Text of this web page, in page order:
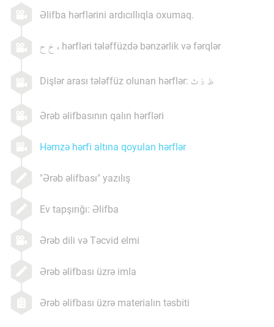
Əlifba hərflərini ardıcıllıqla oxumaq.
hərfləri tələffüzdə bənzərlik və fərqlər
Dişlər arası tələffüz olunan hərflər:
Ərəb əlifbasının qalın hərfləri
Həmzə hərfi altına qoyulan hərflər
"Ərəb əlifbası" yazılış
Ev tapşırığı: Əlifba
Ərəb dili və Təcvid elmi
Ərəb əlifbası üzrə imla
Ərəb əlifbası üzrə materialın təsbiti